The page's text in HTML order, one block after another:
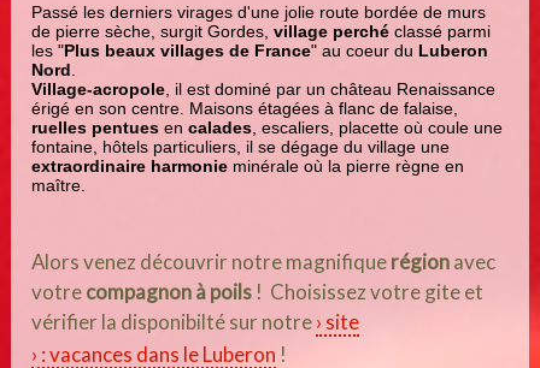
Passé les derniers virages d'une jolie route bordée de murs
de pierre sèche, surgit Gordes, village perchéclassé parmi
les "Plus beaux villages de France" au coeur du Luberon
Nord
Village-acropole , il est dominé par un château Renaissance
érigé en son centre. Maisons étagées à flanc de falaise,
ruelles pentues encalades , escaliers, placette où coule une
fontaine, hôtels particuliers, il se dégage du village une
extraordinaire harmonie minérale où la pierre règne en
maître.
Alors venez découvrir notre magnifiquerégionavec
votrecompagnon à poils ! Choisissez votre gite et
vérifier la disponibilté sur notre site
: vacances dans le Luberon !